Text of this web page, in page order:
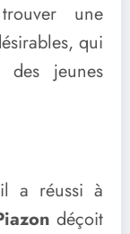
une
qui
des jeunes
a réussi à
déçoit